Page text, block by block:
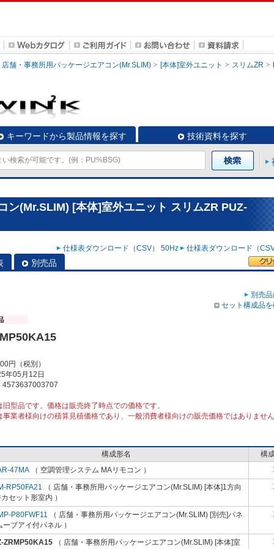
店舗・事務所用パッケージエアコン(Mr.SLIM) [本体]室外ユニット スリムZR
キーワードから製品情報を探す 技術資料を探す
ン(Mr.SLIM) [本体]室外ユニット スリムZR PUZ-
仕様表ダウンロード（CSV） 50Hz 仕様表ダウンロード（
別売品
別売
セット構成品
円（税別）
年05月12日
4573637003707
型品です。価格は販売終了時点での価格です。
業者様向けの積算見積価格であり、一般消費者様向けの販売価格ではありませ
構成形名
構
47MA （ 空調管理システム MAリモコン ）
RP50FA21 （ 店舗・事務所用パッケージエアコン(Mr.SLIM) [本体]1方向
セット形室内 ）
P80FWF11 （ 店舗・事務所用パッケージエアコン(Mr.SLIM) [別売]パネ
ーブアイ付パネル ）
ZRMP50KA15 （ 店舗・事務所用パッケージエアコン(Mr.SLIM) [本体]室